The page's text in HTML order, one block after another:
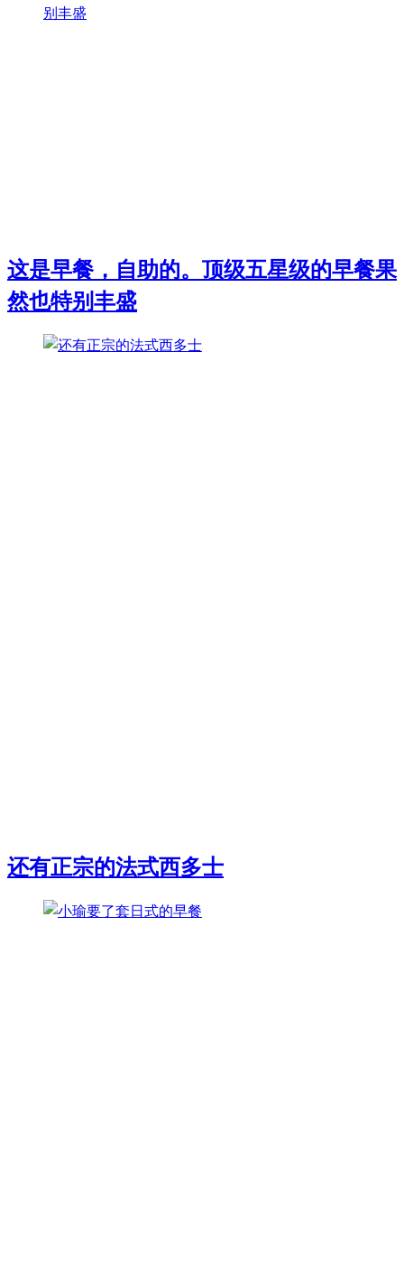
这是早餐，自助的。顶级五星级的早餐果
然也特别丰盛
还有正宗的法式西多士